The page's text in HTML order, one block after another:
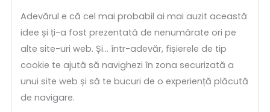
Adevărul e că cel mai probabil ai mai auzit această
idee și ți-a fost prezentată de nenumărate ori pe
alte site-uri web. Și… într-adevăr, fișierele de tip
cookie te ajută să navighezi în zona securizată a
unui site web și să te bucuri de o experiență plăcută
de navigare.